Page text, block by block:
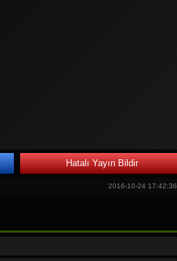
Hatalı Yayın Bildir
2016-10-24 17:42:36